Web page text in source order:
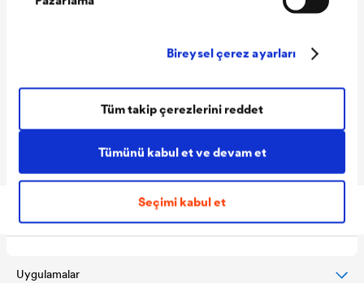
Bireysel çerez ayarları
Tümünü kabul et ve devam et
Seçimi kabul et
Tüm takip çerezlerini reddet
gelen etek
7,5 cm
Ambalaj birimi
Uygulamalar